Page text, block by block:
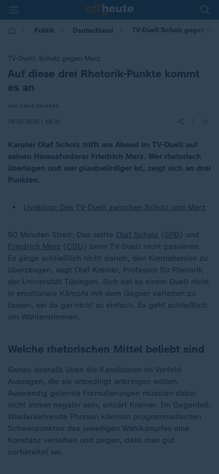
Politik Deutschland TV-Duell Scholz gegen
TV-Duell: Scholz gegen Merz
:
Auf diese drei Rhetorik-Punkte kommt
es an
von Klara Keuthen
09.02.2025 | 16:31
Kanzler Olaf Scholz trifft am Abend im TV-Duell auf
seinen Herausforderer Friedrich Merz. Wer rhetorisch
überlegen und wer glaubwürdiger ist, zeigt sich an drei
Punkten.
Liveblog: Das TV-Duell zwischen Scholz und Merz
90 Minuten Streit: Das sollte Olaf Scholz (SPD) und
Friedrich Merz (CDU ) beim TV-Duell nicht passieren.
Es ginge schließlich nicht darum, den Kontrahenten zu
überzeugen, sagt Olaf Kramer, Professor für Rhetorik
der Universität Tübingen. Sich bei so einem Duell nicht
in emotionale Kämpfe mit dem Gegner verleiten zu
lassen, sei da gar nicht so einfach. Es geht schließlich
um Wählerstimmen.
Welche rhetorischen Mittel beliebt sind
Genau deshalb üben die Kandidaten im Vorfeld
Aussagen, die sie unbedingt anbringen wollen.
Auswendig gelernte Formulierungen müssten dabei
nicht immer negativ sein, erklärt Kramer. Im Gegenteil:
Wiederkehrende Phrasen könnten programmatischen
Schwerpunkten des jeweiligen Wahlkampfes eine
Konstanz verleihen und zeigen, dass man gut
vorbereitet sei.